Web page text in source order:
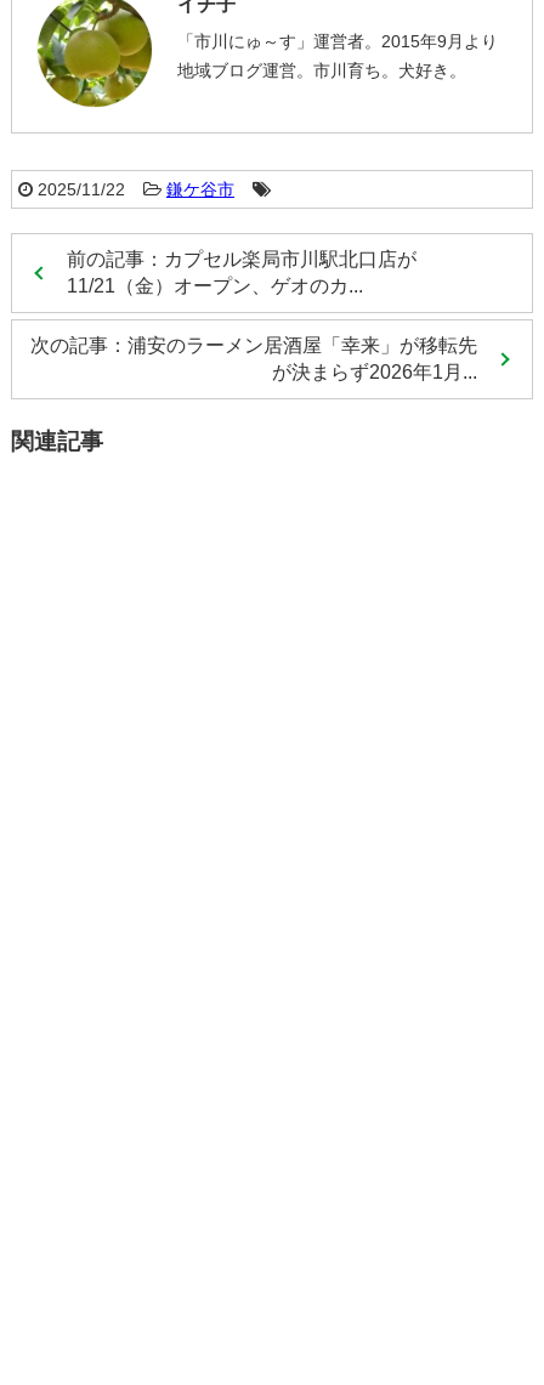
「市川にゅ～す」運営者。2015年9月より
地域ブログ運営。市川育ち。犬好き。
2025/11/22 鎌ケ谷市
前の記事：カプセル楽局市川駅北口店が
11/21（金）オープン、ゲオのカ...
次の記事：浦安のラーメン居酒屋「幸来」が移転先
が決まらず2026年1月...
関連記事